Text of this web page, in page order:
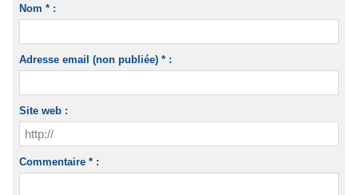
Nom * :
Adresse email (non publiée) * :
Site web :
Commentaire * :